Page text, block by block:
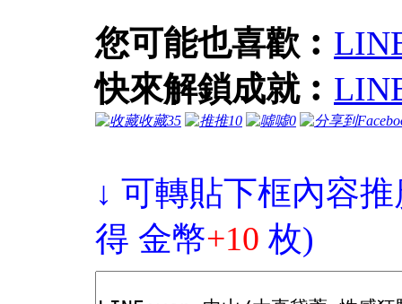
您可能也喜歡︰
快來解鎖成就︰
收藏35 推10 噓0
↓ 可轉貼下框內容
得 金幣+10 枚)